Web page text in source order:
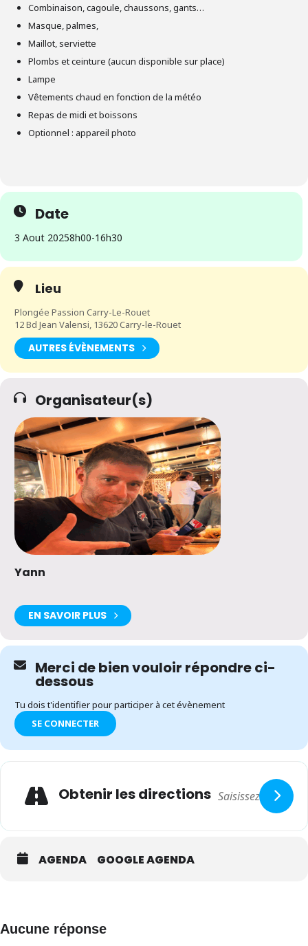
Combinaison, cagoule, chaussons, gants…
Masque, palmes,
Maillot, serviette
Plombs et ceinture (aucun disponible sur place)
Lampe
Vêtements chaud en fonction de la météo
Repas de midi et boissons
Optionnel : appareil photo
Date
3 Aout 20258h00-16h30
Lieu
Plongée Passion Carry-Le-Rouet
12 Bd Jean Valensi, 13620 Carry-le-Rouet
AUTRES ÉVÈNEMENTS
Organisateur(s)
Yann
EN SAVOIR PLUS
Merci de bien vouloir répondre ci-
dessous
Tu dois t'identifier pour participer à cet évènement
SE CONNECTER
Expand
Obtenir les directions
AGENDA GOOGLE AGENDA
Aucune réponse